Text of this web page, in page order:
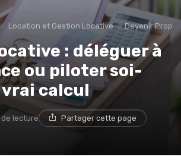
Location et Gestion Locative Devenir
: déléguer à
ou piloter soi-
vrai calcul
de lecture Partager cette page